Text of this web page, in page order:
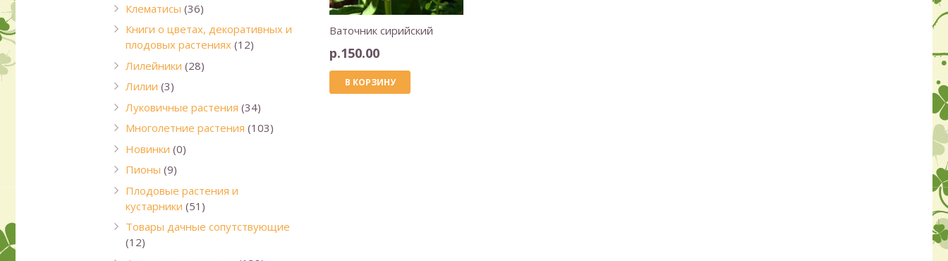
Ваточник сирийский
р.150.00
В КОРЗИНУ
Клематисы (36)
Книги о цветах, декоративных и
плодовых растениях (12)
Лилейники (28)
Лилии (3)
Луковичные растения (34)
Многолетние растения (103)
Новинки (0)
Пионы (9)
Плодовые растения и
кустарники (51)
Товары дачные сопутствующие
(12)